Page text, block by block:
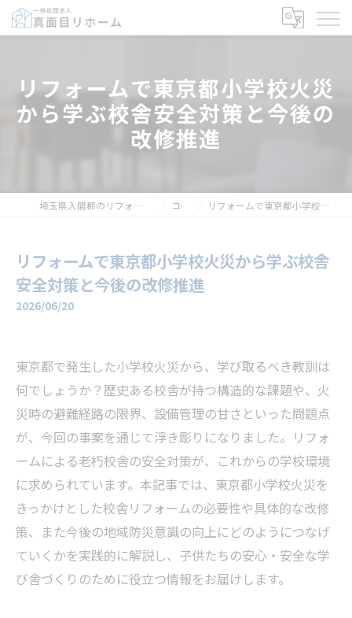
リフォームで東京都小学校火災
から学ぶ校舎安全対策と今後の
改修推進
埼玉県入間郡のリフォームなら一般社団法人真面目リホーム コラム リフォームで東京都小学校火災から学ぶ校舎安全対策と今後の改修推進
リフォームで東京都小学校火災から学ぶ校舎
安全対策と今後の改修推進
2026/06/20
東京都で発生した小学校火災から、学び取るべき教訓は
何でしょうか？歴史ある校舎が持つ構造的な課題や、火
災時の避難経路の限界、設備管理の甘さといった問題点
が、今回の事案を通じて浮き彫りになりました。リフォ
ームによる老朽校舎の安全対策が、これからの学校環境
に求められています。本記事では、東京都小学校火災を
きっかけとした校舎リフォームの必要性や具体的な改修
策、また今後の地域防災意識の向上にどのようにつなげ
ていくかを実践的に解説し、子供たちの安心・安全な学
び舎づくりのために役立つ情報をお届けします。